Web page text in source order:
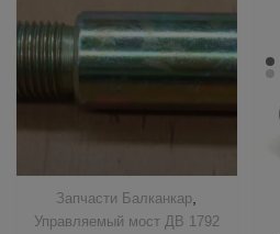
Запчасти Балканкар
Управляемый мост ДВ 1792